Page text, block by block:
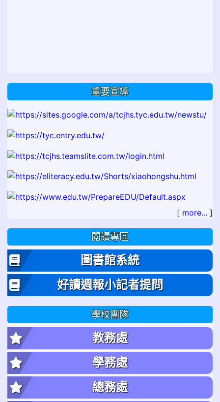
重要宣導
[ more... ]
閱讀專區
圖書館系統
好讀週報小記者提問
學校團隊
教務處
學務處
總務處